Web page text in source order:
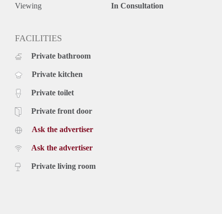
de grote slaapkamer.
* Huurprijs: € 795,- per maand
* De waarborgsom bedraagt € 2535,-
* Niet geschikt voor studenten en huurders onder de 25 jaar
Viewing In Consultation
FACILITIES
Private bathroom
Private kitchen
Private toilet
Private front door
Ask the advertiser
Ask the advertiser
Private living room